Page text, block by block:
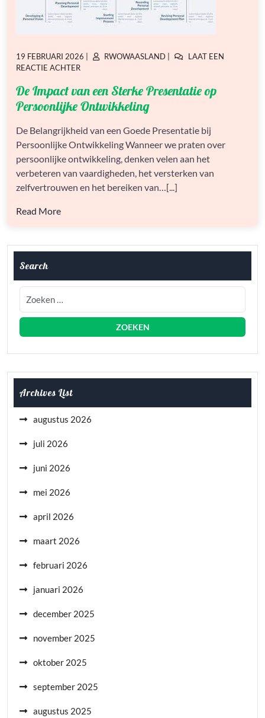
GEPLAATST
OP
19 FEBRUARI 2026
GEPLAATST
RWOWAASLAND
LAAT EEN
REACTIE ACHTEROP
IMPACT
VAN
EEN
PRESENTATIE
OP
PERSOONLIJKE
ONTWIKKELING
De Impact van een Sterke Presentatie op
Persoonlijke Ontwikkeling
De Belangrijkheid van een Goede Presentatie bij
Persoonlijke Ontwikkeling Wanneer we praten over
persoonlijke ontwikkeling, denken velen aan het
verbeteren van vaardigheden, het versterken van
zelfvertrouwen en het bereiken van…[...]
Read More
Search
Archives List
augustus 2026
juli 2026
juni 2026
mei 2026
april 2026
maart 2026
februari 2026
januari 2026
december 2025
november 2025
oktober 2025
september 2025
augustus 2025